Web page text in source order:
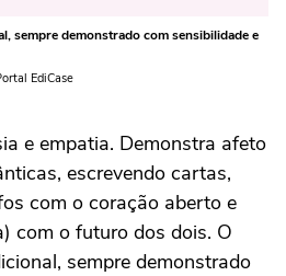
sempre demonstrado com sensibilidade e
EdiCase
e empatia. Demonstra afeto
escrevendo cartas,
com o coração aberto e
com o futuro dos dois. O
sempre demonstrado